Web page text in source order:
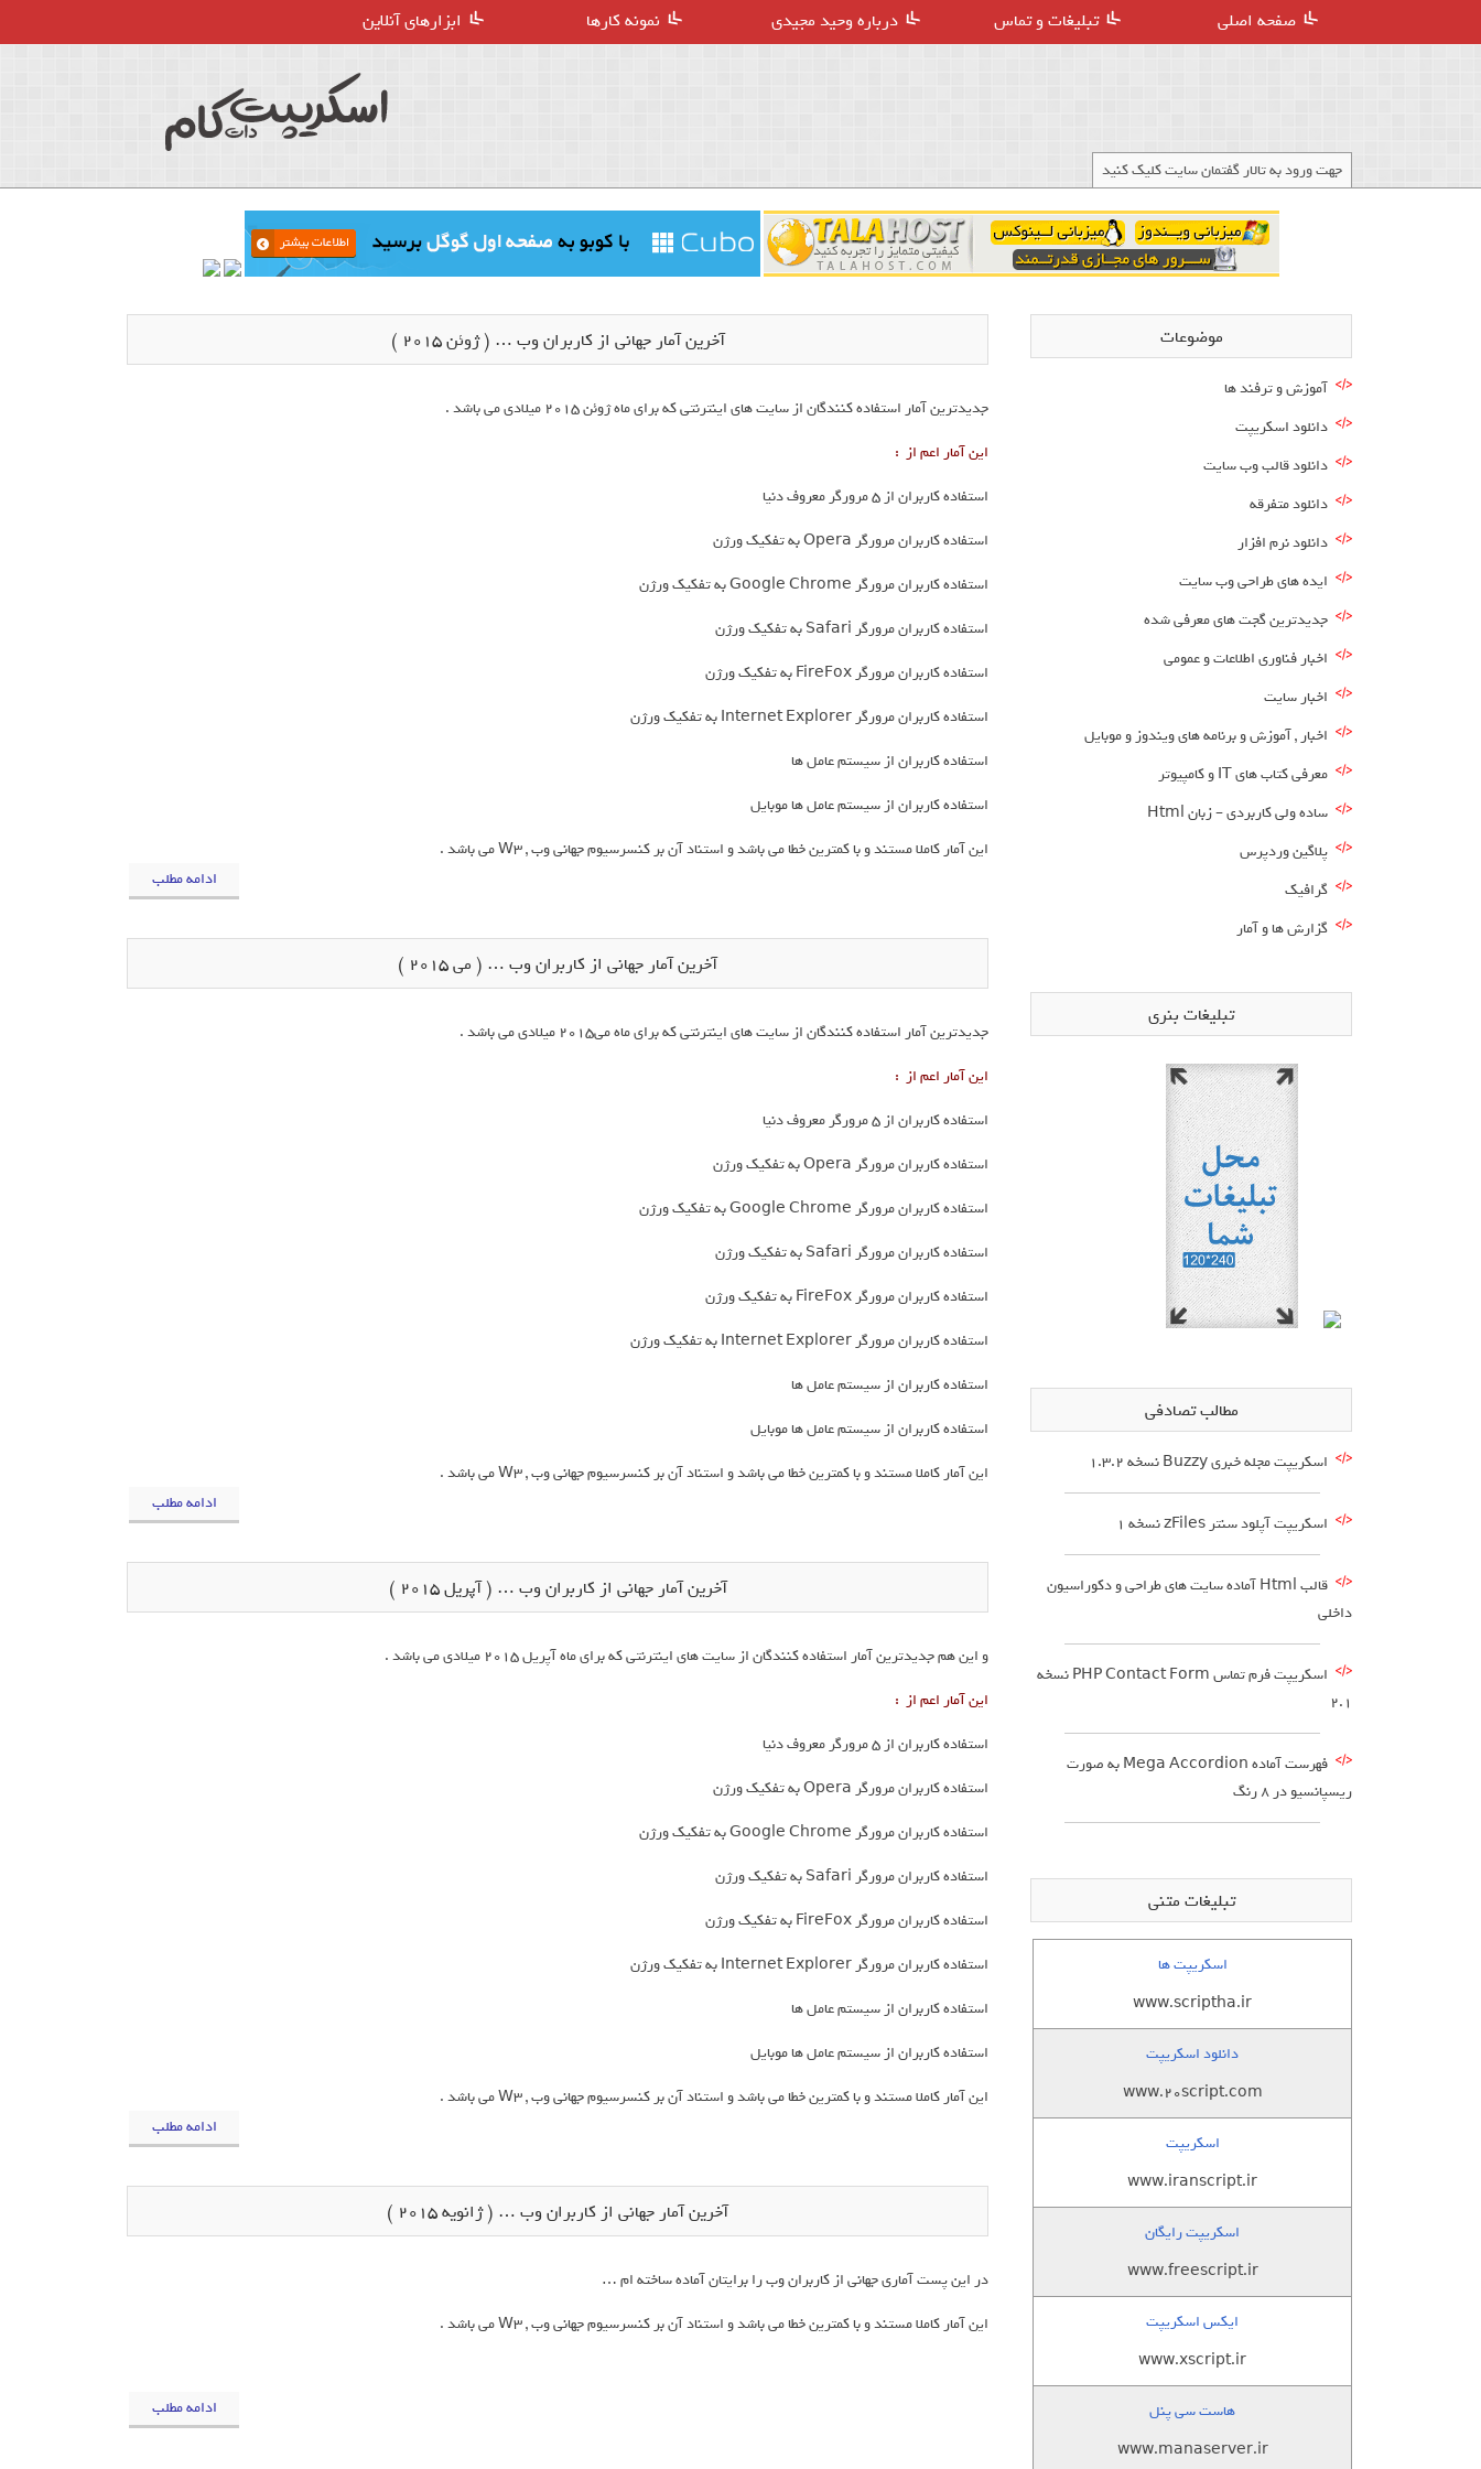
صفحه اصلی تبلیغات و تماس درباره وحید مجیدی نمونه کارها ابزارهای آنلاین
جهت ورود به تالار گفتمان سایت کلیک کنید
آخرین آمار جهانی از کاربران وب … ( ژوئن 2015 )
جدیدترین آمار استفاده کنندگان از سایت های اینترنتی که برای ماه ژوئن 2015 میلادی می باشد .
این آمار اعم از :
استفاده کاربران از 5 مرورگر معروف دنیا
استفاده کاربران مرورگر Opera به تفکیک ورژن
استفاده کاربران مرورگر Google Chrome به تفکیک ورژن
استفاده کاربران مرورگر Safari به تفکیک ورژن
استفاده کاربران مرورگر FireFox به تفکیک ورژن
استفاده کاربران مرورگر Internet Explorer به تفکیک ورژن
استفاده کاربران از سیستم عامل ها
استفاده کاربران از سیستم عامل ها موبایل
این آمار کاملا مستند و با کمترین خطا می باشد و استناد آن بر کنسرسیوم جهانی وب , W3 می باشد .
ادامه مطلب
آخرین آمار جهانی از کاربران وب … ( می 2015 )
جدیدترین آمار استفاده کنندگان از سایت های اینترنتی که برای ماه می2015 میلادی می باشد .
این آمار اعم از :
استفاده کاربران از 5 مرورگر معروف دنیا
استفاده کاربران مرورگر Opera به تفکیک ورژن
استفاده کاربران مرورگر Google Chrome به تفکیک ورژن
استفاده کاربران مرورگر Safari به تفکیک ورژن
استفاده کاربران مرورگر FireFox به تفکیک ورژن
استفاده کاربران مرورگر Internet Explorer به تفکیک ورژن
استفاده کاربران از سیستم عامل ها
استفاده کاربران از سیستم عامل ها موبایل
این آمار کاملا مستند و با کمترین خطا می باشد و استناد آن بر کنسرسیوم جهانی وب , W3 می باشد .
ادامه مطلب
آخرین آمار جهانی از کاربران وب … ( آپریل 2015 )
و این هم جدیدترین آمار استفاده کنندگان از سایت های اینترنتی که برای ماه آپریل 2015 میلادی می باشد .
این آمار اعم از :
استفاده کاربران از 5 مرورگر معروف دنیا
استفاده کاربران مرورگر Opera به تفکیک ورژن
استفاده کاربران مرورگر Google Chrome به تفکیک ورژن
استفاده کاربران مرورگر Safari به تفکیک ورژن
استفاده کاربران مرورگر FireFox به تفکیک ورژن
استفاده کاربران مرورگر Internet Explorer به تفکیک ورژن
استفاده کاربران از سیستم عامل ها
استفاده کاربران از سیستم عامل ها موبایل
این آمار کاملا مستند و با کمترین خطا می باشد و استناد آن بر کنسرسیوم جهانی وب , W3 می باشد .
ادامه مطلب
آخرین آمار جهانی از کاربران وب … ( ژانویه 2015 )
در این پست آماری جهانی از کاربران وب را برایتان آماده ساخته ام …
این آمار کاملا مستند و با کمترین خطا می باشد و استناد آن بر کنسرسیوم جهانی وب , W3 می باشد .
ادامه مطلب
موضوعات
آموزش و ترفند ها
دانلود اسکریپت
دانلود قالب وب سایت
دانلود متفرقه
دانلود نرم افزار
ایده های طراحی وب سایت
جدیدترین گجت های معرفی شده
اخبار فناوری اطلاعات و عمومی
اخبار سایت
اخبار , آموزش و برنامه های ویندوز و موبایل
معرفی کتاب های IT و کامپیوتر
ساده ولی کاربردی – زبان Html
پلاگین وردپرس
گرافیک
گزارش ها و آمار
تبلیغات بنری
مطالب تصادفی
اسکریپت مجله خبری Buzzy نسخه 1.3.2
اسکریپت آپلود سنتر zFiles نسخه 1
قالب Html آماده سایت های طراحی و دکوراسیون
داخلی
اسکریپت فرم تماس PHP Contact Form نسخه
2.1
فهرست آماده Mega Accordion به صورت
ریسپانسیو در 8 رنگ
تبلیغات متنی
اسکریپت ها
www.scriptha.ir
دانلود اسکریپت
www.20script.com
اسکریپت
www.iranscript.ir
اسکریپت رایگان
www.freescript.ir
ایکس اسکریپت
www.xscript.ir
هاست سی پنل
www.manaserver.ir